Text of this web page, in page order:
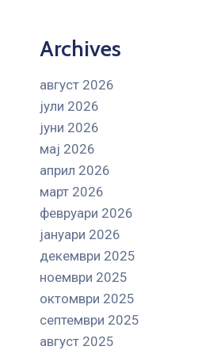
Archives
август 2026
јули 2026
јуни 2026
мај 2026
април 2026
март 2026
февруари 2026
јануари 2026
декември 2025
ноември 2025
октомври 2025
септември 2025
август 2025